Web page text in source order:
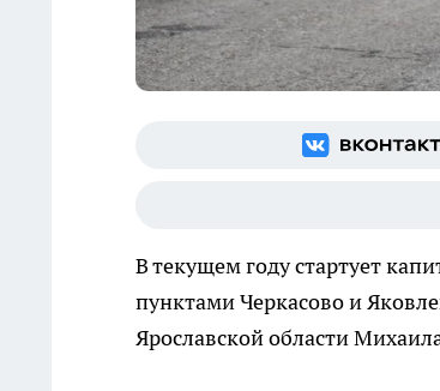
В текущем году стартует
пунктами Черкасово и
Ярославской области